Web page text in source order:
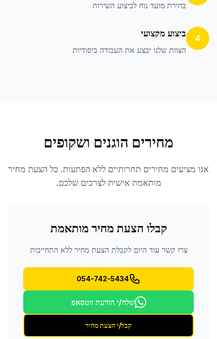
בחירת מועד נוח לביצוע השירות
4 ביצוע מקצועי
הצוות שלנו יבצע את העבודה ביסודיות
מחירים הוגנים ושקופים
אנו מציעים מחירים תחרותיים ללא הפתעות. כל הצעת מחיר
מותאמת אישית לצרכים שלכם.
קבלו הצעת מחיר מותאמת
צרו קשר עוד היום לקבלת הצעת מחיר ללא התחייבות
054-742-5434
שלח/י הודעת ווטסאפ
קבל/י הצעת מחיר